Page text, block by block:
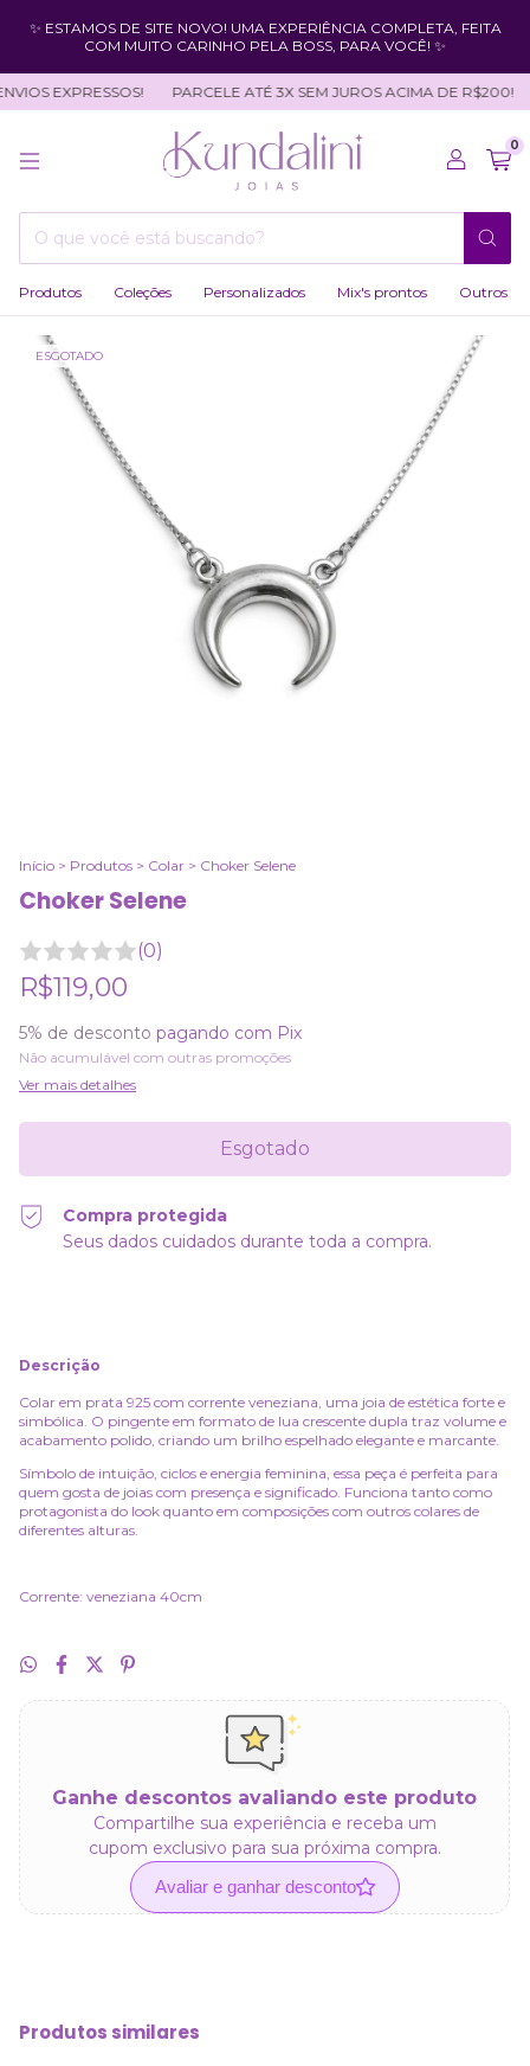
✨ ESTAMOS DE SITE NOVO! UMA EXPERIÊNCIA COMPLETA, FEITA
COM MUITO CARINHO PELA BOSS, PARA VOCÊ! ✨
EXPRESSOS! PARCELE ATÉ 3X SEM JUROS ACIMA DE R$200!
0
Produtos Coleções Personalizados Mix's prontos Outros
ESGOTADO
Início > Produtos > Colar > Choker Selene
Choker Selene
(0)
R$119,00
5% de desconto pagando com Pix
Não acumulável com outras promoções
Ver mais detalhes
Compra protegida
Seus dados cuidados durante toda a compra.
Descrição
Colar em prata 925 com corrente veneziana, uma joia de estética forte e
simbólica. O pingente em formato de lua crescente dupla traz volume e
acabamento polido, criando um brilho espelhado elegante e marcante.
Símbolo de intuição, ciclos e energia feminina, essa peça é perfeita para
quem gosta de joias com presença e significado. Funciona tanto como
protagonista do look quanto em composições com outros colares de
diferentes alturas.
Corrente: veneziana 40cm
Ganhe descontos avaliando este produto
Compartilhe sua experiência e receba um
cupom exclusivo para sua próxima compra.
Avaliar e ganhar desconto
Produtos similares